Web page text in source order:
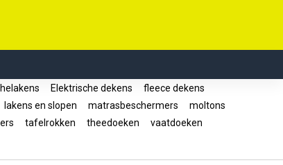
Elektrische dekens
fleece dekens
lakens en slopen matrasbeschermers
moltons
tafelrokken theedoeken
vaatdoeken